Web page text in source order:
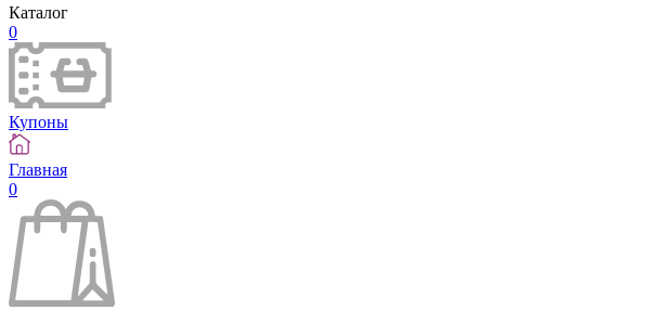
Каталог
0
Купоны
Главная
0